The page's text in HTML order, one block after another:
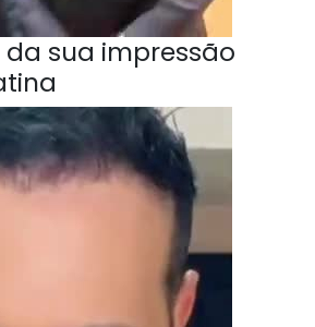
da sua impressão